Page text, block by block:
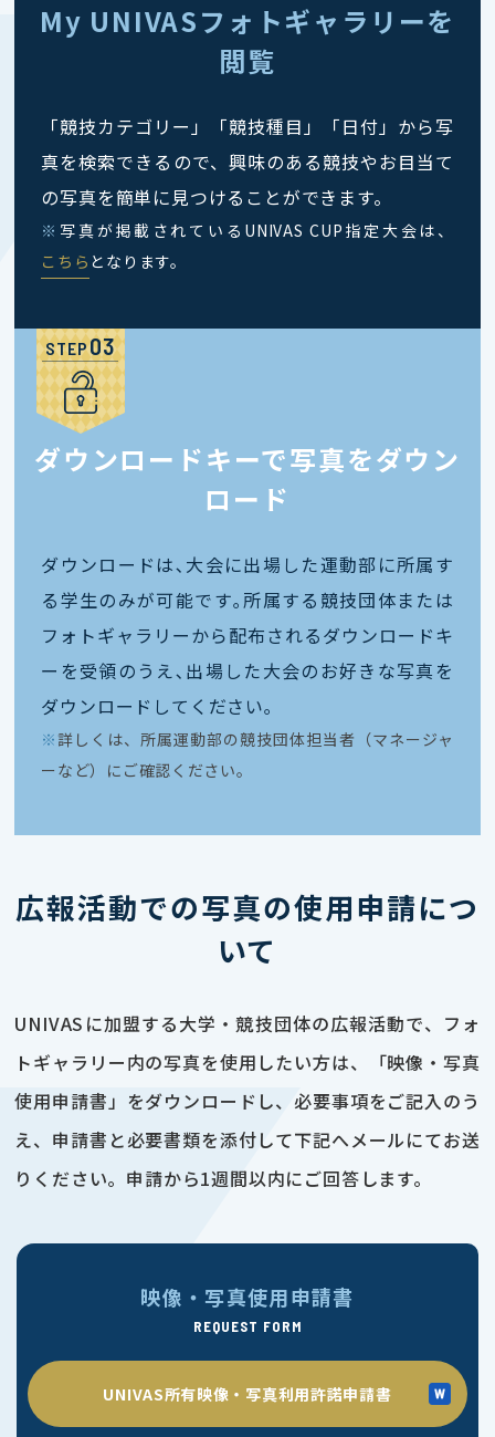
My UNIVASフォトギャラリーを
閲覧
「競技カテゴリー」「競技種目」「日付」から写
真を検索できるので、興味のある競技やお目当て
の写真を簡単に見つけることができます。
※ 写真が掲載されているUNIVAS CUP指定大会は、
こちら となります。
STEP
ダウンロードキーで写真をダウン
ロード
ダウンロードは､大会に出場した運動部に所属す
る学生のみが可能です｡所属する競技団体または
フォトギャラリーから配布されるダウンロードキ
ーを受領のうえ､出場した大会のお好きな写真を
ダウンロードしてください｡
※ 詳しくは、所属運動部の競技団体担当者（マネージャ
ーなど）にご確認ください。
広報活動での写真の使用申請につ
いて
UNIVASに加盟する大学・競技団体の広報活動で、フォ
トギャラリー内の写真を使用したい方は、「映像・写真
使用申請書」をダウンロードし、必要事項をご記入のう
え、申請書と必要書類を添付して下記へメールにてお送
りください。申請から1週間以内にご回答します。
映像・写真使用申請書
REQUEST FORM
UNIVAS所有映像・写真利用許諾申請書